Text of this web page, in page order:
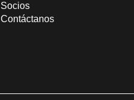
Socios
Contáctanos